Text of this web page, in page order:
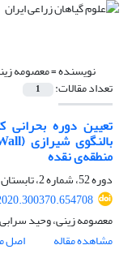
نویسنده =معصومه
تعداد مقالات: 1
تعیین دوره
منطقه‌ی نقده
دوره 52، شماره 2، تابستان 1400، صفحه
معصومه زینی، وحید
مشاهده مقاله
اصل